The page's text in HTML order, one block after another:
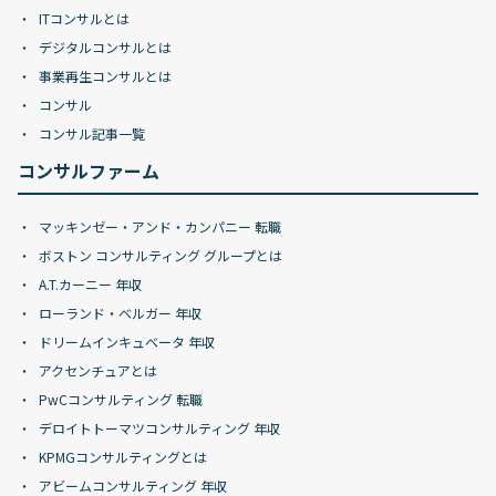
ITコンサルとは
デジタルコンサルとは
事業再生コンサルとは
コンサル
コンサル記事一覧
コンサルファーム
マッキンゼー・アンド・カンパニー 転職
ボストン コンサルティング グループとは
A.T.カーニー 年収
ローランド・ベルガー 年収
ドリームインキュベータ 年収
アクセンチュアとは
PwCコンサルティング 転職
デロイトトーマツコンサルティング 年収
KPMGコンサルティングとは
アビームコンサルティング 年収